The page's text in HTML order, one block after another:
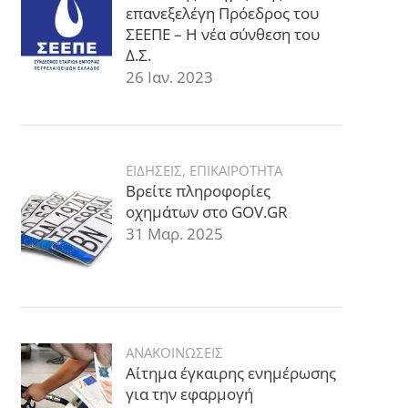
επανεξελέγη Πρόεδρος του
ΣΕΕΠΕ – Η νέα σύνθεση του
Δ.Σ.
26 Ιαν. 2023
ΕΙΔΗΣΕΙΣ, ΕΠΙΚΑΙΡΟΤΗΤΑ
Βρείτε πληροφορίες
οχημάτων στο GOV.GR
31 Μαρ. 2025
ΑΝΑΚΟΙΝΩΣΕΙΣ
Αίτημα έγκαιρης ενημέρωσης
για την εφαρμογή